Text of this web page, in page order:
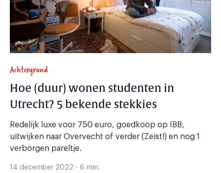
Achtergrond
Hoe (duur) wonen studenten in
Utrecht? 5 bekende stekkies
Redelijk luxe voor 750 euro, goedkoop op IBB,
uitwijken naar Overvecht of verder (Zeist!) en nog 1
verborgen pareltje.
14 december 2022 - 6 min.